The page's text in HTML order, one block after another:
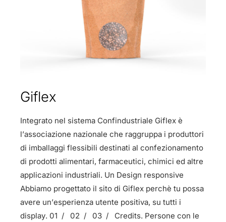
Giflex
Integrato nel sistema Confindustriale Giflex è
l’associazione nazionale che raggruppa i produttori
di imballaggi flessibili destinati al confezionamento
di prodotti alimentari, farmaceutici, chimici ed altre
applicazioni industriali. Un Design responsive
Abbiamo progettato il sito di Giflex perchè tu possa
avere un’esperienza utente positiva, su tutti i
display. 01 / 02 / 03 / Credits. Persone con le